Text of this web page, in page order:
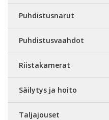
Puhdistusnarut
Puhdistusvaahdot
Riistakamerat
Säilytys ja hoito
Taljajouset